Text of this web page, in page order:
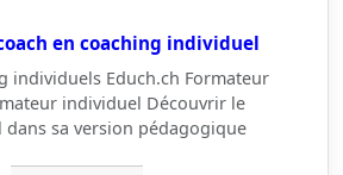
en coaching individuel
individuels Educh.ch Formateur
individuel Découvrir le
sa version pédagogique